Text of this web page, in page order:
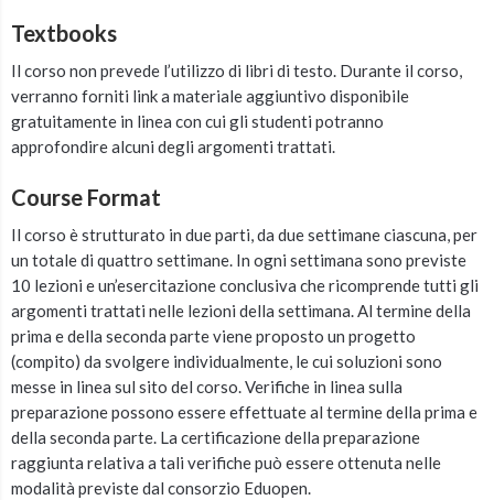
Textbooks
Il corso non prevede l’utilizzo di libri di testo. Durante il corso,
verranno forniti link a materiale aggiuntivo disponibile
gratuitamente in linea con cui gli studenti potranno
approfondire alcuni degli argomenti trattati.
Course Format
Il corso è strutturato in due parti, da due settimane ciascuna, per
un totale di quattro settimane. In ogni settimana sono previste
10 lezioni e un’esercitazione conclusiva che ricomprende tutti gli
argomenti trattati nelle lezioni della settimana. Al termine della
prima e della seconda parte viene proposto un progetto
(compito) da svolgere individualmente, le cui soluzioni sono
messe in linea sul sito del corso. Verifiche in linea sulla
preparazione possono essere effettuate al termine della prima e
della seconda parte. La certificazione della preparazione
raggiunta relativa a tali verifiche può essere ottenuta nelle
modalità previste dal consorzio Eduopen.